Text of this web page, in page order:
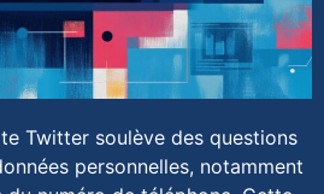
Twitter soulève des questions
personnelles, notamment